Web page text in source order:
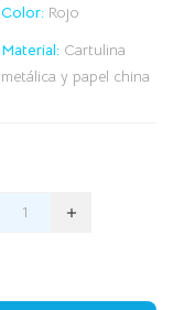
Color: Rojo
Material: Cartulina
metálica y papel china